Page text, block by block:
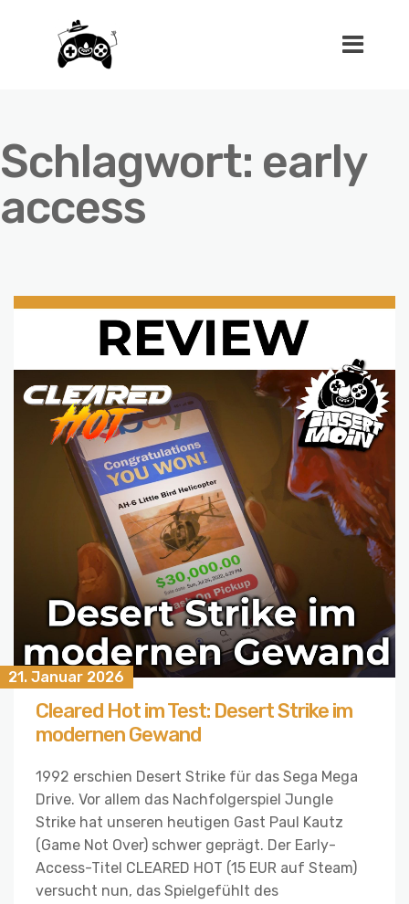
Schlagwort: early
access
21. Januar 2026
Cleared Hot im Test: Desert Strike im
modernen Gewand
1992 erschien Desert Strike für das Sega Mega
Drive. Vor allem das Nachfolgerspiel Jungle
Strike hat unseren heutigen Gast Paul Kautz
(Game Not Over) schwer geprägt. Der Early-
Access-Titel CLEARED HOT (15 EUR auf Steam)
versucht nun, das Spielgefühlt des